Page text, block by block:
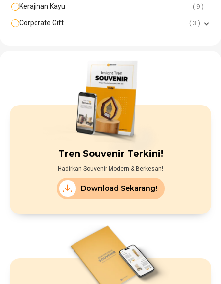
Kerajinan Kayu 9
Corporate Gift 3
Tren Souvenir Terkini!
Hadirkan Souvenir Modern & Berkesan!
Download Sekarang!